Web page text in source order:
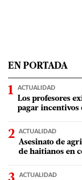
EN PORTADA
ACTUALIDAD
Los profesores
pagar incentivos
ACTUALIDAD
Asesinato de
de haitianos en
ACTUALIDAD